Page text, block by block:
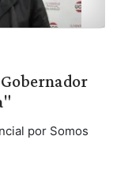
por Somos